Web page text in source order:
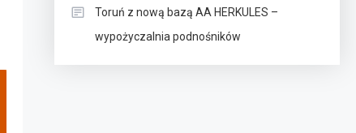
Toruń z nową bazą AA HERKULES –
wypożyczalnia podnośników